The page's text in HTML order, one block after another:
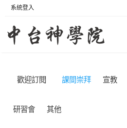
系統登入
歡迎訂閱 課間崇拜 宣教
研習會 其他